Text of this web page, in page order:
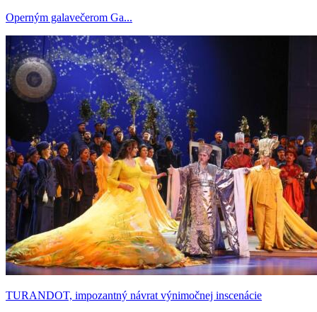
Operným galavečerom Ga...
TURANDOT, impozantný návrat výnimočnej inscenácie